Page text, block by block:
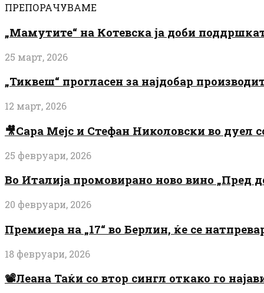
ПРЕПОРАЧУВАМЕ
„Мамутите“ на Котевска ја доби
25 март, 2026
„Тиквеш“ прогласен за најдобар
12 март, 2026
🎥Сара Мејс и Стефан Николовски во дуел
25 февруари, 2026
Во Италија промовирано ново вино
20 февруари, 2026
Премиера на „17“ во Берлин, ќе се
18 февруари, 2026
📽️Леана Таќи со втор сингл откако го